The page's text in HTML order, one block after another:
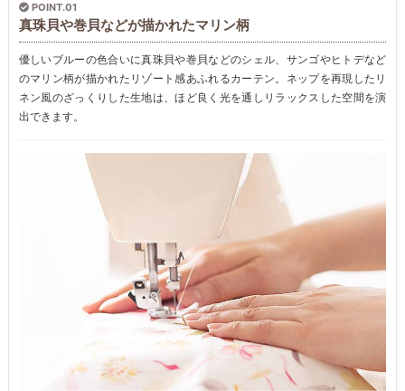
POINT.01
真珠貝や巻貝などが描かれたマリン柄
優しいブルーの色合いに真珠貝や巻貝などのシェル、サンゴやヒトデなど
のマリン柄が描かれたリゾート感あふれるカーテン。ネップを再現したリ
ネン風のざっくりした生地は、ほど良く光を通しリラックスした空間を演
出できます。